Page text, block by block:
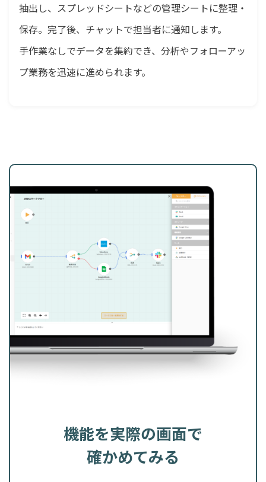
抽出し、スプレッドシートなどの管理シートに整理・
保存。完了後、チャットで担当者に通知します。
手作業なしでデータを集約でき、分析やフォローアッ
プ業務を迅速に進められます。
機能を実際の画面で
確かめてみる